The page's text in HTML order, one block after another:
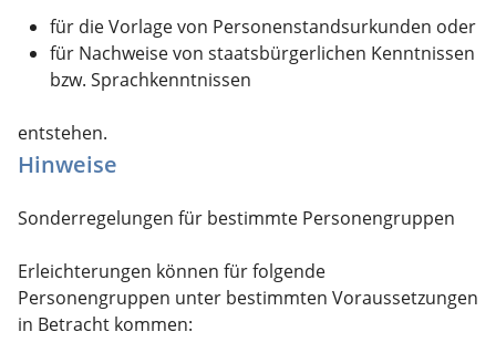
für die Vorlage von Personenstandsurkunden oder
für Nachweise von staatsbürgerlichen Kenntnissen
bzw. Sprachkenntnissen
entstehen.
Hinweise
Sonderregelungen für bestimmte Personengruppen
Erleichterungen können für folgende
Personengruppen unter bestimmten Voraussetzungen
in Betracht kommen: